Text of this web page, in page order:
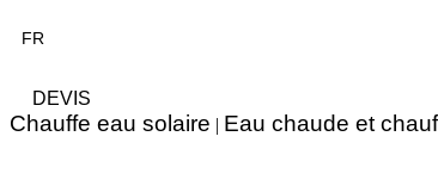
FR
AG
DEVIS
Chauffe eau solaire | Eau chaude et